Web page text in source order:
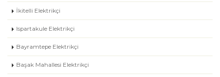
İkitelli Elektrikçi
Ispartakule Elektrikçi
Bayramtepe Elektrikçi
Başak Mahallesi Elektrikçi